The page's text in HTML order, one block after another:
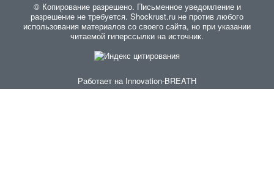
© Копирование разрешено. Письменное уведомление и
разрешение не требуется. Shockrust.ru не против любого
использования материалов со своего сайта, но при указании
читаемой гиперссылки на источник.
Работает на Innovation-BREATH